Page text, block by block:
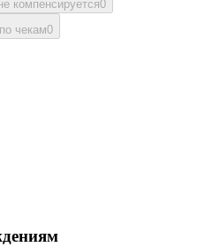
компенсируется0
чекам0